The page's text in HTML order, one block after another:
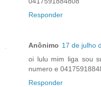
Responder
Anônimo 17 de julho
oi lulu mim liga sou
numero e
Responder